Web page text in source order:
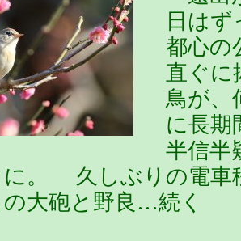
日は
都心
直ぐに
鳥が、
に長期
半信半
に。 久しぶりの電車
大砲と野良…続く